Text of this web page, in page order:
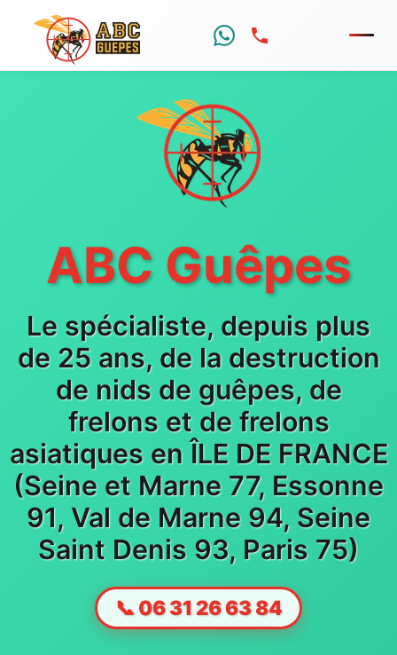
ABC Guêpes
Le spécialiste, depuis plus
de 25 ans, de la destruction
de nids de guêpes, de
frelons et de frelons
asiatiques en ÎLE DE FRANCE
(Seine et Marne 77, Essonne
91, Val de Marne 94, Seine
Saint Denis 93, Paris 75)
📞 06 31 26 63 84